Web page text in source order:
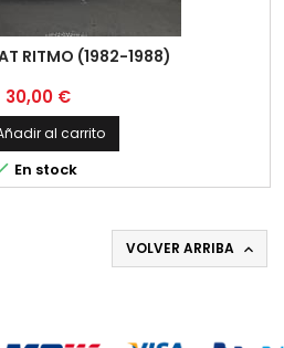
RITMO (1982-1988)
Precio
30,00 €
al carrito
En stock
VOLVER ARRIBA 